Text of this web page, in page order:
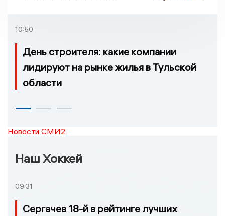
10:50
День строителя: какие компании
лидируют на рынке жилья в Тульской
области
Новости СМИ2
Наш Хоккей
09:31
Сергачев 18-й в рейтинге лучших